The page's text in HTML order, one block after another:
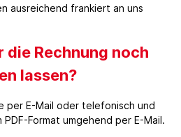
ausreichend frankiert an uns
die Rechnung noch
lassen?
per E-Mail oder telefonisch und
Format umgehend per E-Mail.